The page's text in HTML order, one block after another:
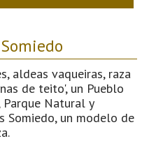
aldeas vaqueiras, raza
de teito', un Pueblo
Natural y
Somiedo, un modelo de